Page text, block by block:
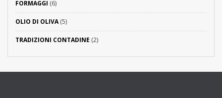
FORMAGGI (6)
OLIO DI OLIVA(5)
TRADIZIONI CONTADINE (2)